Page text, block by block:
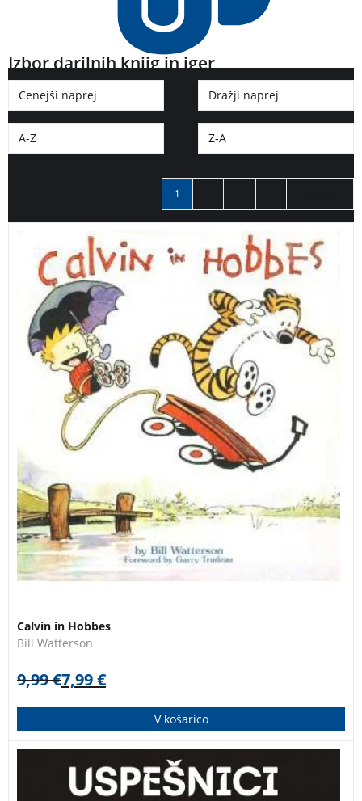
Izbor darilnih knjig in iger
Cenejši naprej Dražji naprej
A-Z Z-A
1
Že peta knjiga v seriji stripov o legendarnih junakih
Calvinu in Hobbesu.
Calvin in Hobbes
Bill Watterson
9,99€7,99€
V košarico
Zbirka uspešnic Paule Hawkins:Dekle na vlaku
milijonov prodanih izvodov) in Ogenj, ki že dolgo tli.